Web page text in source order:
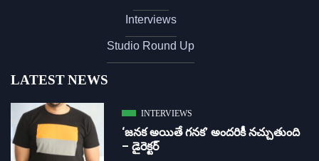
Interviews
Studio Round Up
LATEST NEWS
INTERVIEWS
‘జ‌న‌క అయితే గ‌న‌క‌’ అందరికీ నచ్చుతుంది
– డైరెక్ట‌ర్